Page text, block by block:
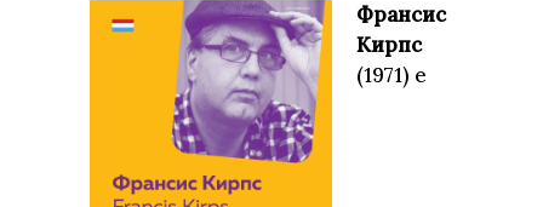
Франсис
Кирпс
(1971) е